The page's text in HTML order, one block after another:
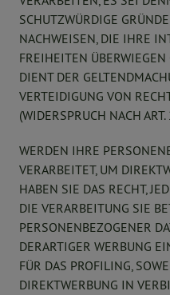
SCHUTZWÜRDIGE
NACHWEISEN, DIE IHRE
FREIHEITEN
DIENT DER
VERTEIDIGUNG VON
(WIDERSPRUCH NACH
WERDEN IHRE
VERARBEITET, UM
HABEN SIE DAS RECHT,
DIE VERARBEITUNG SIE
PERSONENBEZOGENER
DERARTIGER WERBUNG
FÜR DAS PROFILING,
DIREKTWERBUNG IN